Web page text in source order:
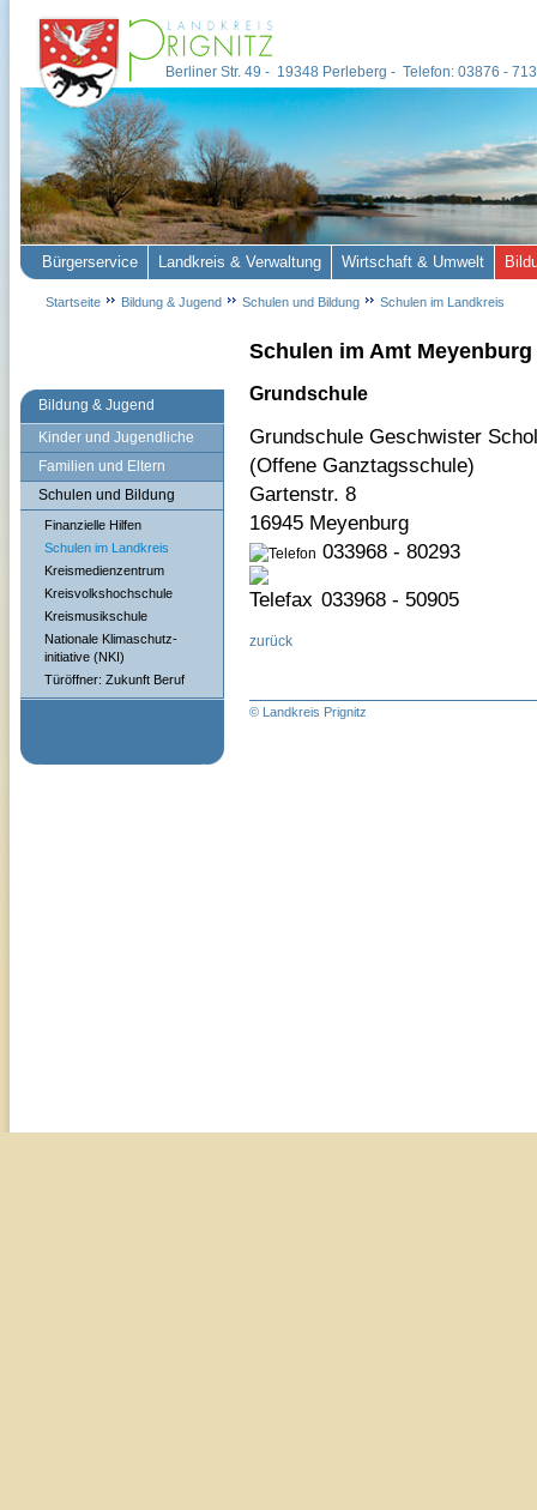
Bildung & Jugend
Kinder und Jugendliche
Familien und Eltern
Schulen und Bildung
Finanzielle Hilfen
Schulen im Landkreis
Kreismedienzentrum
Kreisvolkshochschule
Kreismusikschule
Nationale Klimaschutz-
initiative (NKI)
Türöffner: Zukunft Beruf
Schulen im Amt Meyenburg
Grundschule
Grundschule Geschwister
(Offene Ganztagsschule)
Gartenstr. 8
16945 Meyenburg
033968 - 80293
033968 - 50905
zurück
© Landkreis Prignitz
Berliner Str. 49 - 19348 Perleberg - Telefon: 03876 -
Bürgerservice Landkreis & Verwaltung Wirtschaft & Umwelt
Startseite Bildung & Jugend Schulen und Bildung Schulen im Landkreis